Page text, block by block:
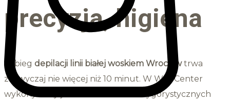
precyzja, higiena
Zabieg depilacji linii białej woskiem Wrocławtrwa
zazwyczaj nie więcej niż 10 minut. W Wax Center
wykonywany jest z zachowaniem rygorystycznych